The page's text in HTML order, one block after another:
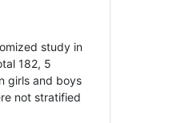
study in
182, 5
girls and boys
not stratified